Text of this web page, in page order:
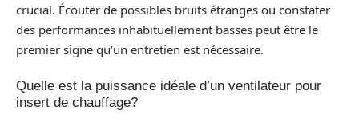
crucial. Écouter de possibles bruits étranges ou constater
des performances inhabituellement basses peut être le
premier signe qu’un entretien est nécessaire.
Quelle est la puissance idéale d’un ventilateur pour
insert de chauffage?